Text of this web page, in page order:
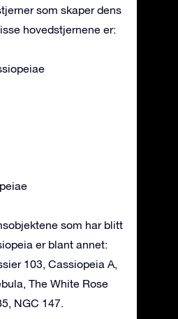
som skaper dens
hovedstjernene er:
som har blitt
er blant annet:
103, Cassiopeia A,
The White Rose
NGC 147.